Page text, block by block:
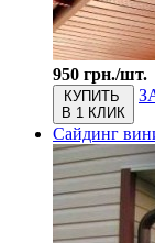
950 грн./шт.
КУПИТЬ
В 1 КЛИК
Сайдинг